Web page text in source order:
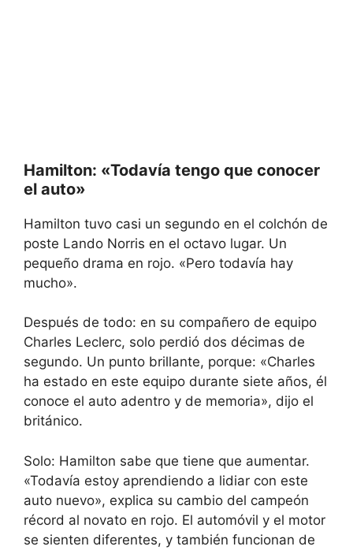
Hamilton: «Todavía tengo que conocer
el auto»
Hamilton tuvo casi un segundo en el colchón de
poste Lando Norris en el octavo lugar. Un
pequeño drama en rojo. «Pero todavía hay
mucho».
Después de todo: en su compañero de equipo
Charles Leclerc, solo perdió dos décimas de
segundo. Un punto brillante, porque: «Charles
ha estado en este equipo durante siete años, él
conoce el auto adentro y de memoria», dijo el
británico.
Solo: Hamilton sabe que tiene que aumentar.
«Todavía estoy aprendiendo a lidiar con este
auto nuevo», explica su cambio del campeón
récord al novato en rojo. El automóvil y el motor
se sienten diferentes, y también funcionan de